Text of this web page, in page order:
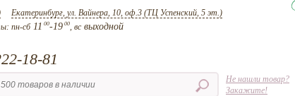
Екатеринбург, ул. Вайнера, 10, оф.3 (ТЦ Успенский, 5 эт.)
пн-сб11 00-19 00, всвыходной
18-81
Не нашли товар?
Закажите!